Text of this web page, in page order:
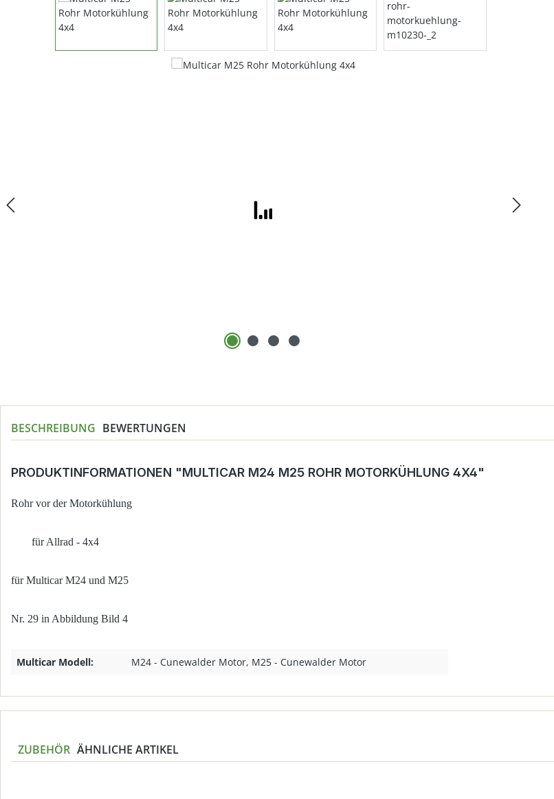
BESCHREIBUNG BEWERTUNGEN
PRODUKTINFORMATIONEN "MULTICAR M24 M25 ROHR MOTORKÜHLUNG 4X4"
Rohr vor der Motorkühlung
für Allrad - 4x4
für Multicar M24 und M25
Nr. 29 in Abbildung Bild 4
Multicar Modell: M24 - Cunewalder Motor, M25 - Cunewalder Motor
ZUBEHÖR ÄHNLICHE ARTIKEL